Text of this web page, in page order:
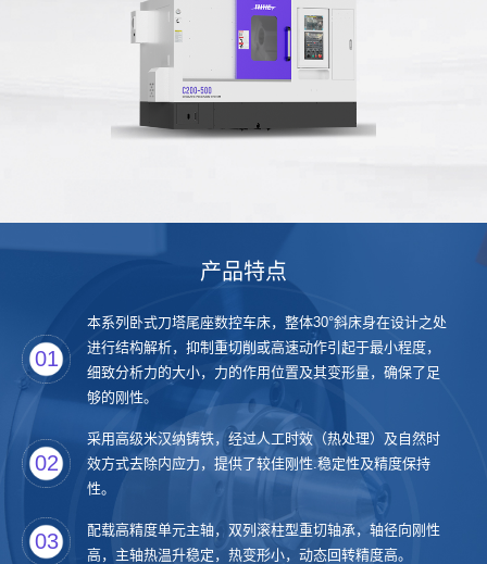
产品特点
01
本系列卧式刀塔尾座数控车床，整体30°斜床身在设计之处
进行结构解析，抑制重切削或高速动作引起于最小程度，
细致分析力的大小，力的作用位置及其变形量，确保了足
够的刚性。
02
采用高级米汉纳铸铁，经过人工时效（热处理）及自然时
效方式去除内应力，提供了较佳刚性.稳定性及精度保持
性。
03
配载高精度单元主轴，双列滚柱型重切轴承，轴径向刚性
高，主轴热温升稳定，热变形小，动态回转精度高。